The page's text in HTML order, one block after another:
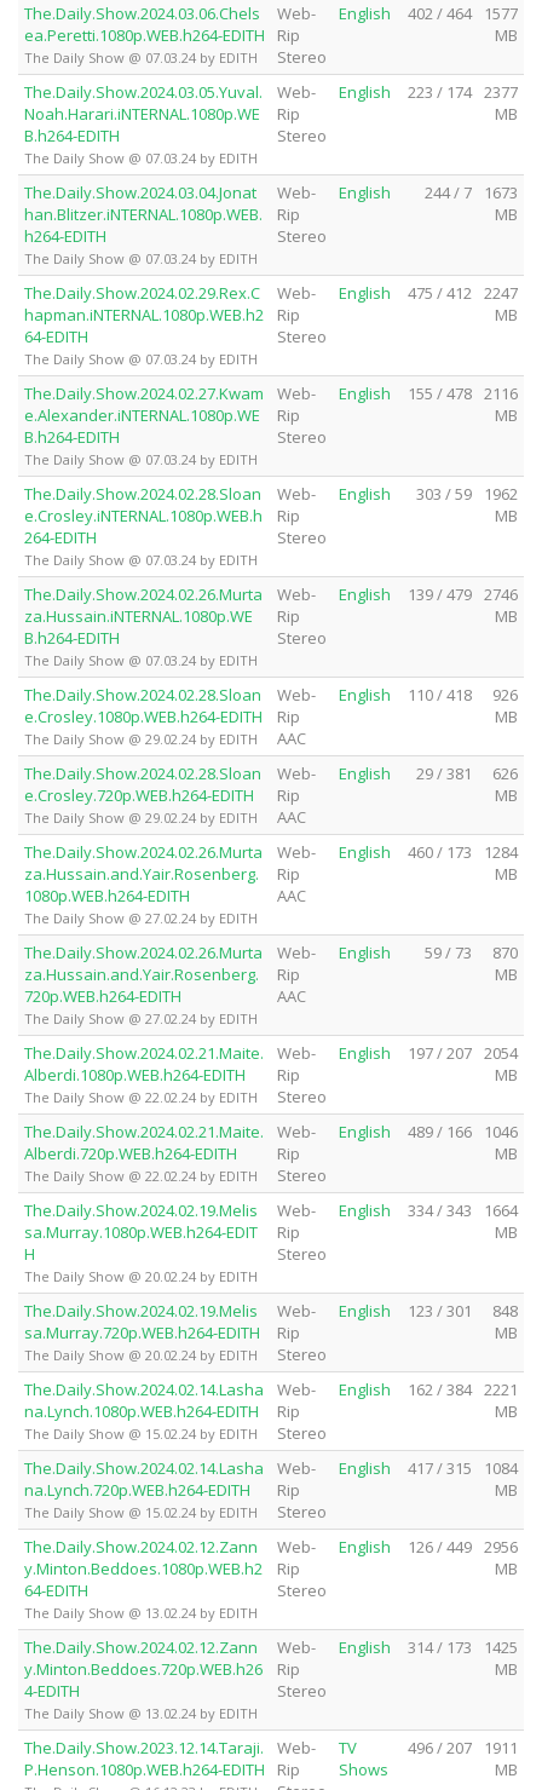
The.Daily.Show.2024.03.06.Chels
ea.Peretti.1080p.WEB.h264-EDITH
The Daily Show @ 07.03.24 by EDITH
Web-
Rip
Stereo
English 402 / 464
1577
MB
The.Daily.Show.2024.03.05.Yuval.
Noah.Harari.iNTERNAL.1080p.WE
B.h264-EDITH
The Daily Show @ 07.03.24 by EDITH
Web-
Rip
Stereo
English 223 / 174
2377
MB
The.Daily.Show.2024.03.04.Jonat
han.Blitzer.iNTERNAL.1080p.WEB.
h264-EDITH
The Daily Show @ 07.03.24 by EDITH
Web-
Rip
Stereo
English 244 / 7
1673
MB
The.Daily.Show.2024.02.29.Rex.C
hapman.iNTERNAL.1080p.WEB.h2
64-EDITH
The Daily Show @ 07.03.24 by EDITH
Web-
Rip
Stereo
English 475 / 412
2247
MB
The.Daily.Show.2024.02.27.Kwam
e.Alexander.iNTERNAL.1080p.WE
B.h264-EDITH
The Daily Show @ 07.03.24 by EDITH
Web-
Rip
Stereo
English 155 / 478
2116
MB
The.Daily.Show.2024.02.28.Sloan
e.Crosley.iNTERNAL.1080p.WEB.h
264-EDITH
The Daily Show @ 07.03.24 by EDITH
Web-
Rip
Stereo
English 303 / 59
1962
MB
The.Daily.Show.2024.02.26.Murta
za.Hussain.iNTERNAL.1080p.WE
B.h264-EDITH
The Daily Show @ 07.03.24 by EDITH
Web-
Rip
Stereo
English 139 / 479
2746
MB
The.Daily.Show.2024.02.28.Sloan
e.Crosley.1080p.WEB.h264-EDITH
The Daily Show @ 29.02.24 by EDITH
Web-
Rip
AAC
English 110 / 418
926
MB
The.Daily.Show.2024.02.28.Sloan
e.Crosley.720p.WEB.h264-EDITH
The Daily Show @ 29.02.24 by EDITH
Web-
Rip
AAC
English 29 / 381
626
MB
The.Daily.Show.2024.02.26.Murta
za.Hussain.and.Yair.Rosenberg.
1080p.WEB.h264-EDITH
The Daily Show @ 27.02.24 by EDITH
Web-
Rip
AAC
English 460 / 173
1284
MB
The.Daily.Show.2024.02.26.Murta
za.Hussain.and.Yair.Rosenberg.
720p.WEB.h264-EDITH
The Daily Show @ 27.02.24 by EDITH
Web-
Rip
AAC
English 59 / 73
870
MB
The.Daily.Show.2024.02.21.Maite.
Alberdi.1080p.WEB.h264-EDITH
The Daily Show @ 22.02.24 by EDITH
Web-
Rip
Stereo
English 197 / 207
2054
MB
The.Daily.Show.2024.02.21.Maite.
Alberdi.720p.WEB.h264-EDITH
The Daily Show @ 22.02.24 by EDITH
Web-
Rip
Stereo
English 489 / 166
1046
MB
The.Daily.Show.2024.02.19.Melis
sa.Murray.1080p.WEB.h264-EDIT
H
The Daily Show @ 20.02.24 by EDITH
Web-
Rip
Stereo
English 334 / 343
1664
MB
The.Daily.Show.2024.02.19.Melis
sa.Murray.720p.WEB.h264-EDITH
The Daily Show @ 20.02.24 by EDITH
Web-
Rip
Stereo
English 123 / 301
848
MB
The.Daily.Show.2024.02.14.Lasha
na.Lynch.1080p.WEB.h264-EDITH
The Daily Show @ 15.02.24 by EDITH
Web-
Rip
Stereo
English 162 / 384
2221
MB
The.Daily.Show.2024.02.14.Lasha
na.Lynch.720p.WEB.h264-EDITH
The Daily Show @ 15.02.24 by EDITH
Web-
Rip
Stereo
English 417 / 315
1084
MB
The.Daily.Show.2024.02.12.Zann
y.Minton.Beddoes.1080p.WEB.h2
64-EDITH
The Daily Show @ 13.02.24 by EDITH
Web-
Rip
Stereo
English 126 / 449
2956
MB
The.Daily.Show.2024.02.12.Zann
y.Minton.Beddoes.720p.WEB.h26
4-EDITH
The Daily Show @ 13.02.24 by EDITH
Web-
Rip
Stereo
English 314 / 173
1425
MB
The.Daily.Show.2023.12.14.Taraji.
P.Henson.1080p.WEB.h264-EDITH
Web-
Rip
TV
Shows
496 / 207
1911
MB